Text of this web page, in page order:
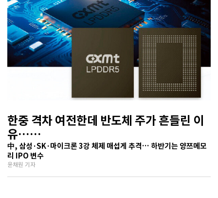
한중 격차 여전한데 반도체 주가 흔들린 이
유…
기술보다 무서운 ‘과점 균열’ 공포
中, 삼성·SK·마이크론 3강 체제 매섭게 추격… 하반기는 양쯔메모
리 IPO 변수
윤채원 기자